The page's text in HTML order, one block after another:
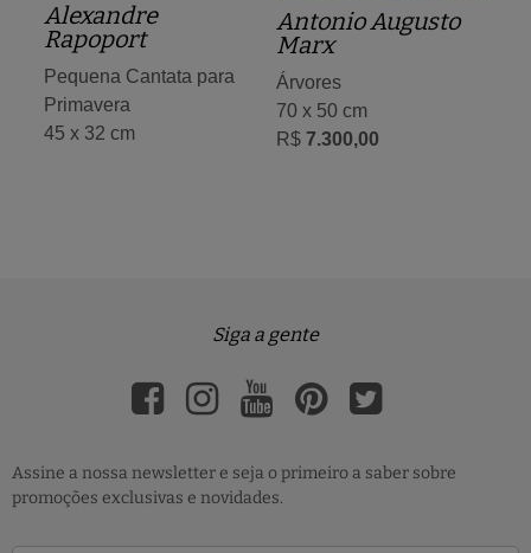
Alexandre
Rapoport
Pequena Cantata para
Primavera
45 x 32 cm
Antonio Augusto
Marx
Árvores
70 x 50 cm
R$ 7.300,00
Siga a gente
Assine a nossa newsletter e seja o primeiro a saber sobre
promoções exclusivas e novidades.